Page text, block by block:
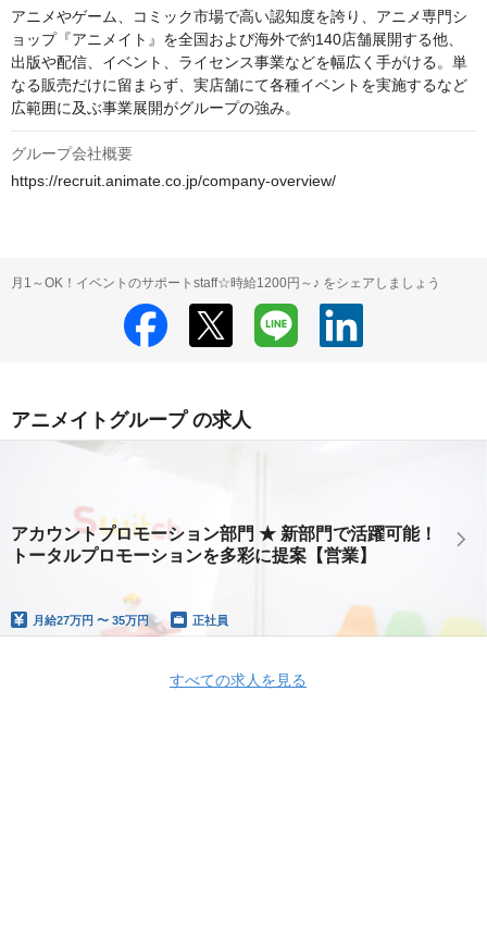
アニメやゲーム、コミック市場で高い認知度を誇り、アニメ専門シ
ョップ『アニメイト』を全国および海外で約140店舗展開する他、
出版や配信、イベント、ライセンス事業などを幅広く手がける。単
なる販売だけに留まらず、実店舗にて各種イベントを実施するなど
広範囲に及ぶ事業展開がグループの強み。
グループ会社概要
https://recruit.animate.co.jp/company-overview/
月1～OK！イベントのサポートstaff☆時給1200円～♪ をシェアしましょう
アニメイトグループ の求人
アカウントプロモーション部門 ★ 新部門で活躍可能！
トータルプロモーションを多彩に提案【営業】
月給27万円 〜 35万円 正社員
すべての求人を見る